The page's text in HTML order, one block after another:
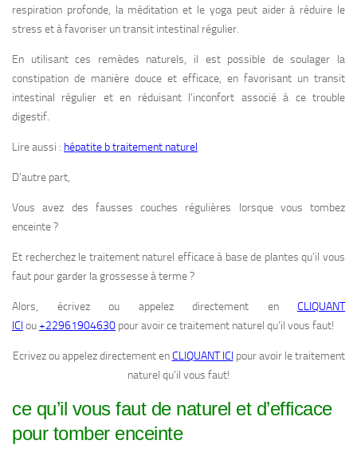
respiration profonde, la méditation et le yoga peut aider à réduire le
stress et à favoriser un transit intestinal régulier.
En utilisant ces remèdes naturels, il est possible de soulager la
constipation de manière douce et efficace, en favorisant un transit
intestinal régulier et en réduisant l’inconfort associé à ce trouble
digestif.
Lire aussi : hépatite b traitement naturel
D’autre part,
Vous avez des fausses couches régulières lorsque vous tombez
enceinte ?
Et recherchez le traitement naturel efficace à base de plantes qu’il vous
faut pour garder la grossesse à terme ?
Alors, écrivez ou appelez directement en CLIQUANT
ICI ou+22961904630 pour avoir ce traitement naturel qu’il vous faut!
Ecrivez ou appelez directement enCLIQUANT ICI pour avoir le traitement
naturel qu’il vous faut!
ce qu’il vous faut de naturel et d’efficace
pour tomber enceinte